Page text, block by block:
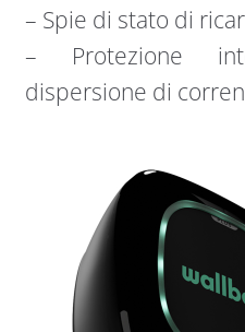
– Spie di stato di
– Protezione
dispersione di